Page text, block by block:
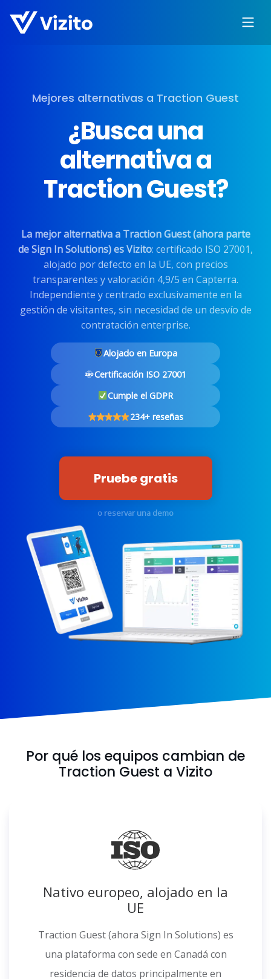
Mejores alternativas a Traction Guest
¿Busca una
alternativa a
Traction Guest?
La mejor alternativa a Traction Guest (ahora parte
de Sign In Solutions) es Vizito: certificado ISO 27001,
alojado por defecto en la UE, con precios
transparentes y valoración 4,9/5 en Capterra.
Independiente y centrado exclusivamente en la
gestión de visitantes, sin necesidad de un desvío de
contratación enterprise.
Alojado en Europa
Certificación ISO 27001
Cumple el GDPR
234+ reseñas
Pruebe gratis
o reservar una demo
Por qué los equipos cambian de
Traction Guest a Vizito
Nativo europeo, alojado en la
UE
Traction Guest (ahora Sign In Solutions) es
una plataforma con sede en Canadá con
residencia de datos principalmente en